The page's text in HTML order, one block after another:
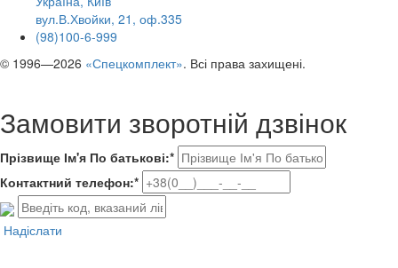
вул.В.Хвойки, 21, оф.335
(98)100-6-999
© 1996—2026 «Спецкомплект». Всі права захищені.
Замовити зворотній дзвінок
Прізвище Ім'я По батькові:*
Контактний телефон:*
Надіслати